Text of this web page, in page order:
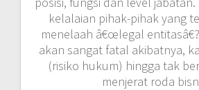
kelalaian pihak-pihak yang
menelaah â€œlegal
akan sangat fatal akibatnya,
(risiko hukum) hingga tak
menjerat roda